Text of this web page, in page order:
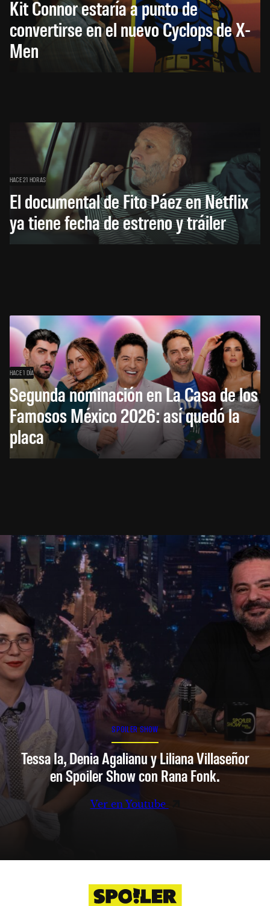
Kit Connor estaría a punto de
convertirse en el nuevo Cyclops de X-
Men
HACE 21 HORAS
El documental de Fito Páez en Netflix
ya tiene fecha de estreno y tráiler
HACE 1 DÍA
Segunda nominación en La Casa de los
Famosos México 2026: así quedó la
placa
SPOILER SHOW
Tessa Ia, Denia Agalianu y Liliana Villaseñor
en Spoiler Show con Rana Fonk.
Ver en Youtube